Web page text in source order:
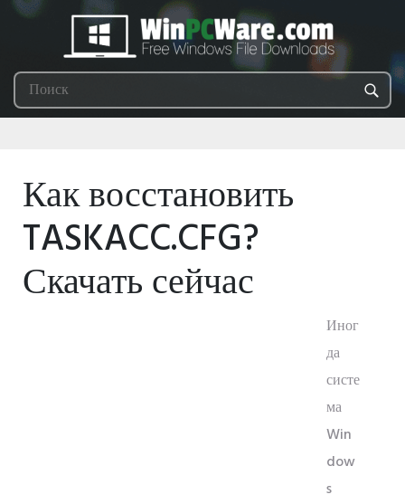
Как восстановить
TASKACC.CFG?
Скачать сейчас
Иног
да
систе
ма
Win
dow
s